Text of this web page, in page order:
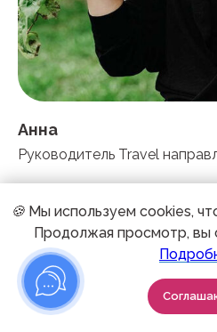
🍪 Мы используем cookies,
Продолжая просмотр, вы
Анна
Руководитель Travel